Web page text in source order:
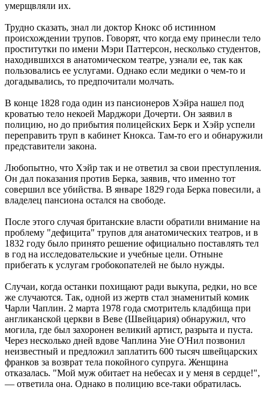
умерщвляли их.
Трудно сказать, знал ли доктор Кнокс об истинном
происхождении трупов. Говорят, что когда ему принесли тело
проститутки по имени Мэри Паттерсон, несколько студентов,
находившихся в анатомическом театре, узнали ее, так как
пользовались ее услугами. Однако если медики о чем-то и
догадывались, то предпочитали молчать.
В конце 1828 года один из пансионеров Хэйра нашел под
кроватью тело некоей Марджори Дочерти. Он заявил в
полицию, но до прибытия полицейских Берк и Хэйр успели
переправить труп в кабинет Кнокса. Там-то его и обнаружили
представители закона.
Любопытно, что Хэйр так и не ответил за свои преступления.
Он дал показания против Берка, заявив, что именно тот
совершил все убийства. В январе 1829 года Берка повесили, а
владелец пансиона остался на свободе.
После этого случая британские власти обратили внимание на
проблему "дефицита" трупов для анатомических театров, и в
1832 году было принято решение официально поставлять тел
в год на исследовательские и учебные цели. Отныне
прибегать к услугам гробокопателей не было нужды.
Случаи, когда останки похищают ради выкупа, редки, но все
же случаются. Так, одной из жертв стал знаменитый комик
Чарли Чаплин. 2 марта 1978 года смотритель кладбища при
англиканской церкви в Веве (Швейцария) обнаружил, что
могила, где был захоронен великий артист, разрыта и пуста.
Через несколько дней вдове Чаплина Уне О'Нил позвонил
неизвестный и предложил заплатить 600 тысяч швейцарских
франков за возврат тела покойного супруга. Женщина
отказалась. "Мой муж обитает на небесах и у меня в сердце!",
— ответила она. Однако в полицию все-таки обратилась.